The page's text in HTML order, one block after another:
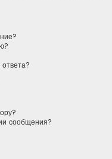
сообщения?